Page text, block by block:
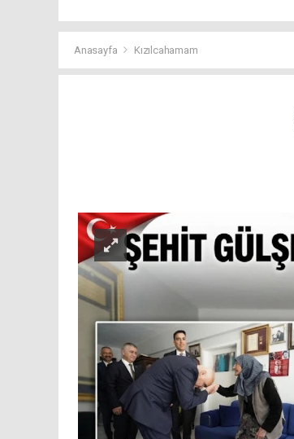
Anasayfa Kızılcahamam